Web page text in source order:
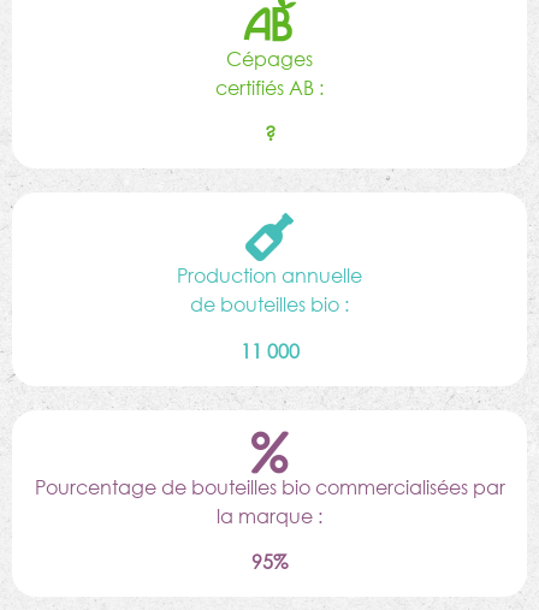
Cépages
certifiés AB :
?
Production annuelle
de bouteilles bio :
11 000
Pourcentage de bouteilles bio commercialisées par
la marque :
95%